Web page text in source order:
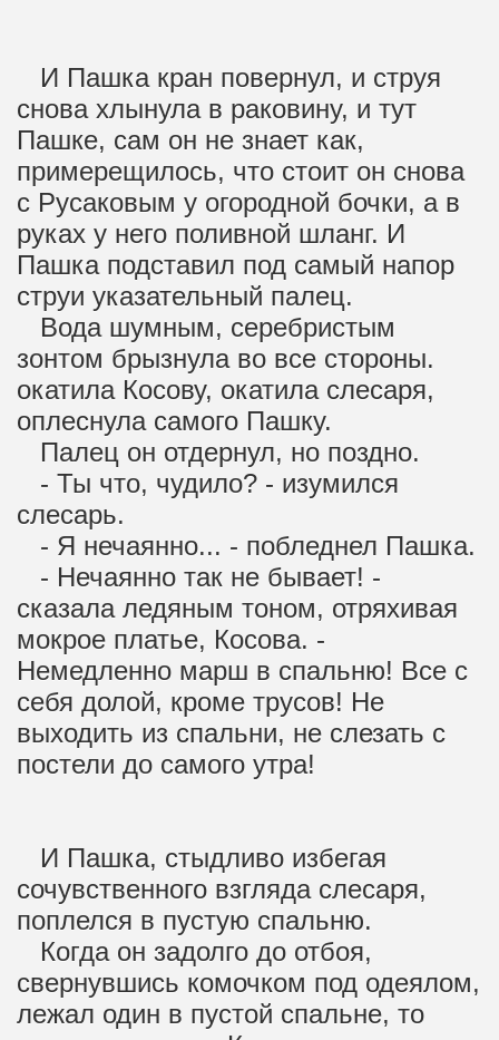
И Пашка кран повернул, и струя
снова хлынула в раковину, и тут
Пашке, сам он не знает как,
примерещилось, что стоит он снова
с Русаковым у огородной бочки, а в
руках у него поливной шланг. И
Пашка подставил под самый напор
струи указательный палец.
Вода шумным, серебристым
зонтом брызнула во все стороны.
окатила Косову, окатила слесаря,
оплеснула самого Пашку.
Палец он отдернул, но поздно.
- Ты что, чудило? - изумился
слесарь.
- Я нечаянно... - побледнел Пашка.
- Нечаянно так не бывает! -
сказала ледяным тоном, отряхивая
мокрое платье, Косова. -
Немедленно марш в спальню! Все с
себя долой, кроме трусов! Не
выходить из спальни, не слезать с
постели до самого утра!
И Пашка, стыдливо избегая
сочувственного взгляда слесаря,
поплелся в пустую спальню.
Когда он задолго до отбоя,
свернувшись комочком под одеялом,
лежал один в пустой спальне, то